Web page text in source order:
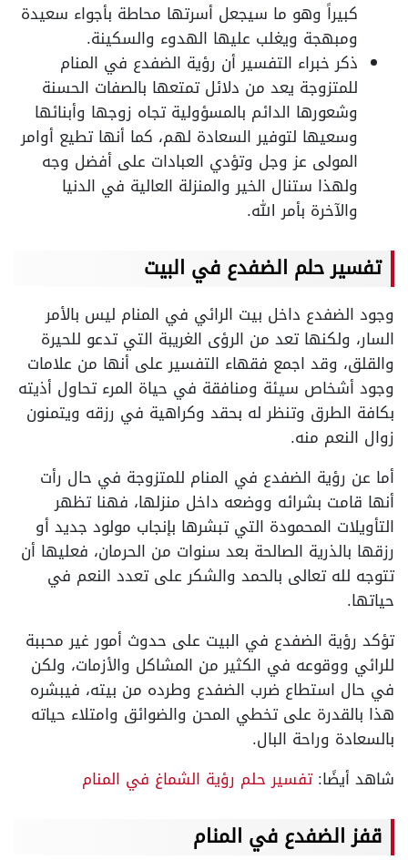
كبيراً وهو ما سيجعل أسرتها محاطة بأجواء سعيدة
ومبهجة ويغلب عليها الهدوء والسكينة.
ذكر خبراء التفسير أن رؤية الضفدع في المنام
للمتزوجة يعد من دلائل تمتعها بالصفات الحسنة
وشعورها الدائم بالمسؤولية تجاه زوجها وأبنائها
وسعيها لتوفير السعادة لهم، كما أنها تطيع أوامر
المولى عز وجل وتؤدي العبادات على أفضل وجه
ولهذا ستنال الخير والمنزلة العالية في الدنيا
والآخرة بأمر الله.
تفسير حلم الضفدع في البيت
وجود الضفدع داخل بيت الرائي في المنام ليس بالأمر
السار، ولكنها تعد من الرؤى الغريبة التي تدعو للحيرة
والقلق، وقد اجمع فقهاء التفسير على أنها من علامات
وجود أشخاص سيئة ومنافقة في حياة المرء تحاول أذيته
بكافة الطرق وتنظر له بحقد وكراهية في رزقه ويتمنون
زوال النعم منه.
أما عن رؤية الضفدع في المنام للمتزوجة في حال رأت
أنها قامت بشرائه ووضعه داخل منزلها، فهنا تظهر
التأويلات المحمودة التي تبشرها بإنجاب مولود جديد أو
رزقها بالذرية الصالحة بعد سنوات من الحرمان، فعليها أن
تتوجه لله تعالى بالحمد والشكر على تعدد النعم في
حياتها.
تؤكد رؤية الضفدع في البيت على حدوث أمور غير محببة
للرائي ووقوعه في الكثير من المشاكل والأزمات، ولكن
في حال استطاع ضرب الضفدع وطرده من بيته، فيبشره
هذا بالقدرة على تخطي المحن والضوائق وامتلاء حياته
بالسعادة وراحة البال.
شاهد أيضًا:تفسير حلم رؤية الشماغ في المنام
قفز الضفدع في المنام